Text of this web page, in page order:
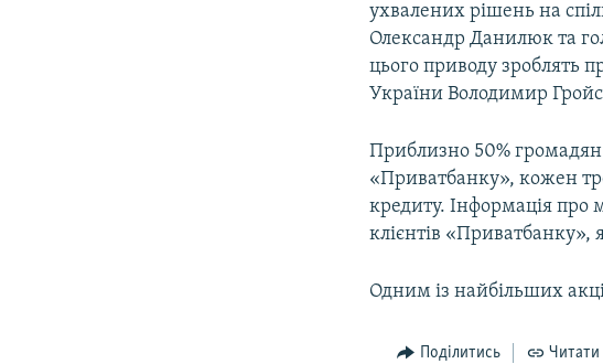
ухвалених рішень на
Олександр Данилюк та
цього приводу зроблять
України Володимир
Приблизно 50%
«Приватбанку», кожен
кредиту. Інформація про
клієнтів «Приватбанку»,
Одним із найбільших
Поділитись Читати